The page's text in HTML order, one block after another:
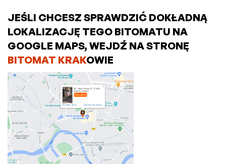
JEŚLI CHCESZ SPRAWDZIĆ DOKŁADNĄ
LOKALIZACJĘ TEGO BITOMATU NA
GOOGLE MAPS, WEJDŹ NA STRONĘ
BITOMAT KRAKOWIE